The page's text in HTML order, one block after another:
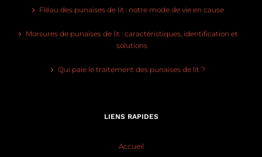
Fléau des punaises de lit : notre mode de vie en cause
Morsures de punaises de lit : caractéristiques, identification et
solutions
Qui paie le traitement des punaises de lit ?
LIENS RAPIDES
Accueil